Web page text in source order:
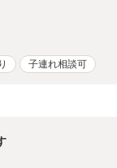
子連れ相談可